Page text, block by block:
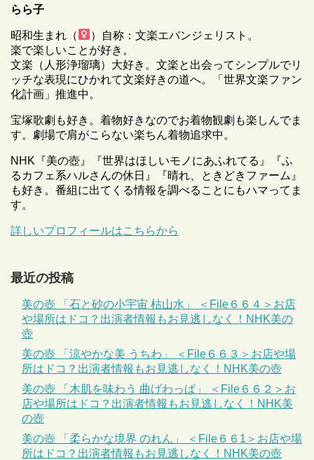
らら子
昭和生まれ（
）自称：文楽エバンジェリスト。
楽で楽しいことが好き。
文楽（人形浄瑠璃）大好き。文楽と出会ってシンプルでリ
ッチな表現にひかれて文楽好きの道へ。「世界文楽ファン
化計画」推進中。
宝塚歌劇も好き。着物好きなのでお着物観劇も楽しんでま
す。劇場で肩がこらない楽ちん着物追求中。
NHK『美の壺』『世界はほしいモノにあふれてる』『ふ
るカフェ系ハルさんの休日』『晴れ、ときどきファーム』
も好き。番組に出てくる情報を調べることにもハマってま
す。
詳しいプロフィールはこちらから
最近の投稿
美の壺 「石と砂の小宇宙 枯山水」 ＜File６６４＞お店
や場所はドコ？出演者情報もお見逃しなく！NHK美の
壺
美の壺 「涼やかな美 うちわ」 ＜File６６３＞お店や場
所はドコ？出演者情報もお見逃しなく！NHK美の壺
美の壺 「木肌を味わう 曲げわっぱ」 ＜File６６２＞お
店や場所はドコ？出演者情報もお見逃しなく！NHK美
の壺
美の壺 「柔らかな境界 のれん」 ＜File６６1＞お店や場
所はドコ？出演者情報もお見逃しなく！NHK美の壺